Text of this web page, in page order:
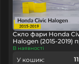
Скло фари Honda
Halogen (2015-2019)
В наявності
У кошик: